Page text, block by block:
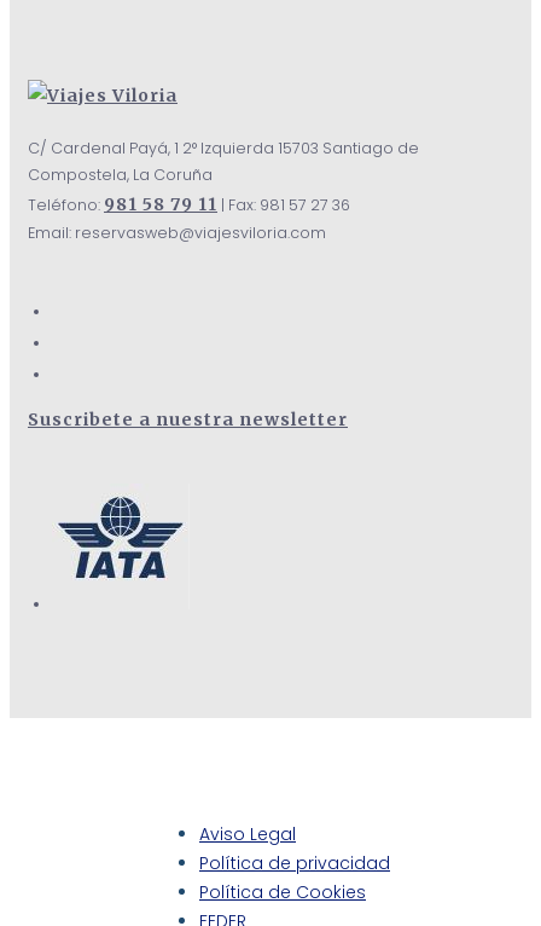
C/ Cardenal Payá, 1 2° Izquierda 15703 Santiago de
Compostela, La Coruña
Teléfono: 981 58 79 11 | Fax: 981 57 27 36
Email: reservasweb@viajesviloria.com
Suscribete a nuestra newsletter
Aviso Legal
Política de privacidad
Política de Cookies
FEDER